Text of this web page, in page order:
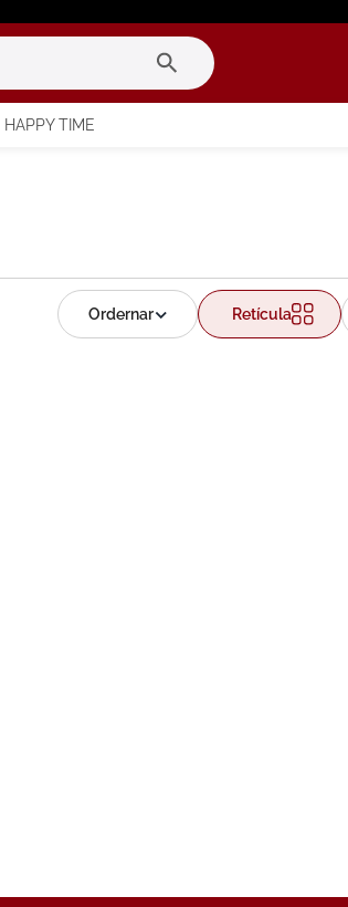
HAPPY TIME
Retícula